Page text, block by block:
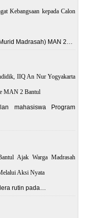
Kebangsaan kepada Calon
Madrasah) MAN 2…
IIQ An Nur Yogyakarta
MAN 2 Bantul
mahasiswa Program
Ajak Warga Madrasah
Aksi Nyata
rutin pada…